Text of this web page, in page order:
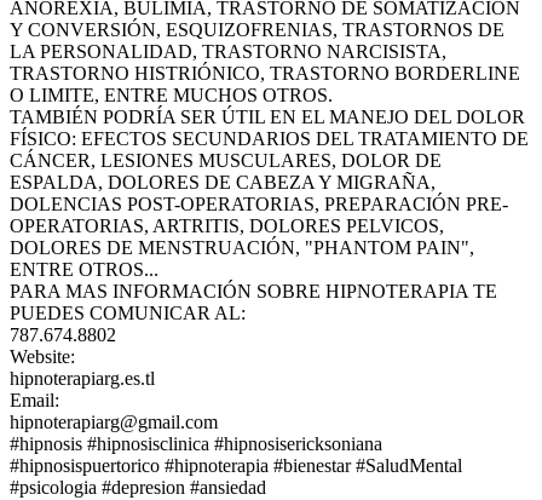
ANOREXIA, BULIMIA, TRASTORNO DE SOMATIZACIÓN
Y CONVERSIÓN, ESQUIZOFRENIAS, TRASTORNOS DE
LA PERSONALIDAD, TRASTORNO NARCISISTA,
TRASTORNO HISTRIÓNICO, TRASTORNO BORDERLINE
O LIMITE, ENTRE MUCHOS OTROS.
TAMBIÉN PODRÍA SER ÚTIL EN EL MANEJO DEL DOLOR
FÍSICO: EFECTOS SECUNDARIOS DEL TRATAMIENTO DE
CÁNCER, LESIONES MUSCULARES, DOLOR DE
ESPALDA, DOLORES DE CABEZA Y MIGRAÑA,
DOLENCIAS POST-OPERATORIAS, PREPARACIÓN PRE-
OPERATORIAS, ARTRITIS, DOLORES PELVICOS,
DOLORES DE MENSTRUACIÓN, "PHANTOM PAIN",
ENTRE OTROS...
PARA MAS INFORMACIÓN SOBRE HIPNOTERAPIA TE
PUEDES COMUNICAR AL:
787.674.8802
Website:
hipnoterapiarg.es.tl
Email:
hipnoterapiarg@gmail.com
#hipnosis #hipnosisclinica #hipnosisericksoniana
#hipnosispuertorico #hipnoterapia #bienestar #SaludMental
#psicologia #depresion #ansiedad